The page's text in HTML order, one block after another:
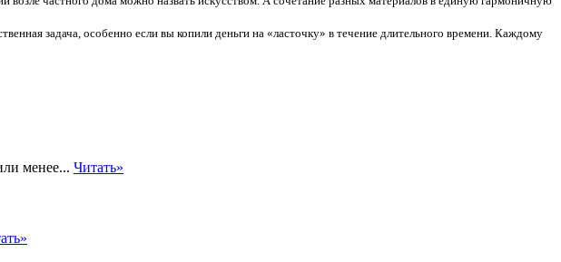
задача, особенно если вы копили деньги на «ласточку» в течение длительного времени. Каждому
менее... Читать»